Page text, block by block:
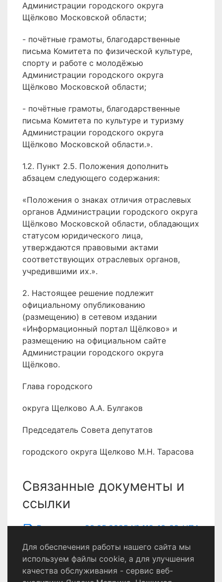
Администрации городского округа
Щёлково Московской области;
- почётные грамоты, благодарственные
письма Комитета по физической культуре,
спорту и работе с молодёжью
Администрации городского округа
Щёлково Московской области;
- почётные грамоты, благодарственные
письма Комитета по культуре и туризму
Администрации городского округа
Щёлково Московской области.».
1.2. Пункт 2.5. Положения дополнить
абзацем следующего содержания:
«Положения о знаках отличия отраслевых
органов Администрации городского округа
Щёлково Московской области, обладающих
статусом юридического лица,
утверждаются правовыми актами
соответствующих отраслевых органов,
учредившими их.».
2. Настоящее решение подлежит
официальному опубликованию
(размещению) в сетевом издании
«Информационный портал Щёлково» и
размещению на официальном сайте
Администрации городского округа
Щёлково.
Глава городского
округа Щелково А.А. Булгаков
Председатель Совета депутатов
городского округа Щелково М.Н. Тарасова
Связанные документы и
ссылки
Решение от 28.05.2025 № 119-16-39-НПА
Политика конфиденциальности
Для обеспечения работы нашего сайта мы
используем файлы cookie, а для улучшения
качества обслуживания - сервис веб-